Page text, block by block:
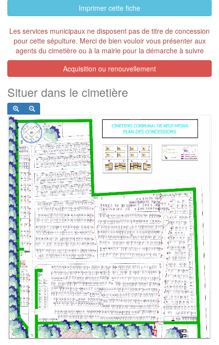
Imprimer cette fiche
Les services municipaux ne disposent pas de titre de concession
pour cette sépulture. Merci de bien vouloir vous présenter aux
agents du cimetière ou à la mairie pour la démarche à suivre
Acquisition ou renouvellement
Situer dans le cimetière